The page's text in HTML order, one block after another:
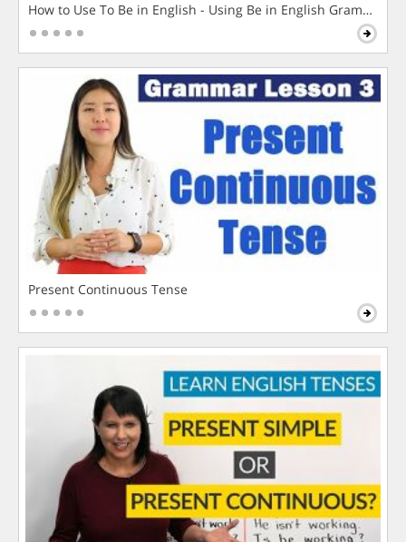
How to Use To Be in English - Using Be in English Grammar
Present Continuous Tense